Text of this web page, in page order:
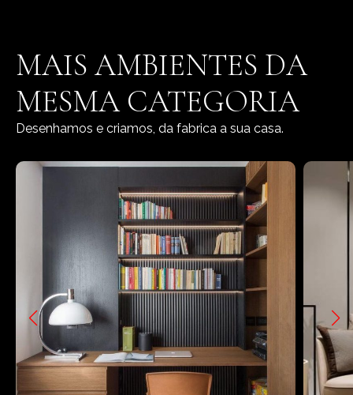
MAIS AMBIENTES DA
MESMA CATEGORIA
Desenhamos e criamos, da fabrica a sua casa.